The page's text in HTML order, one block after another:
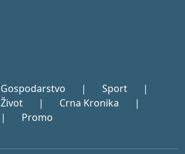
Gospodarstvo | Sport
|
Život | Crna Kronika
|
| Promo